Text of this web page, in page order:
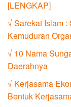
[LENGKAP]
√ Sarekat Islam
Kemuduran
√ 10 Nama
Daerahnya
√ Kerjasama
Bentuk